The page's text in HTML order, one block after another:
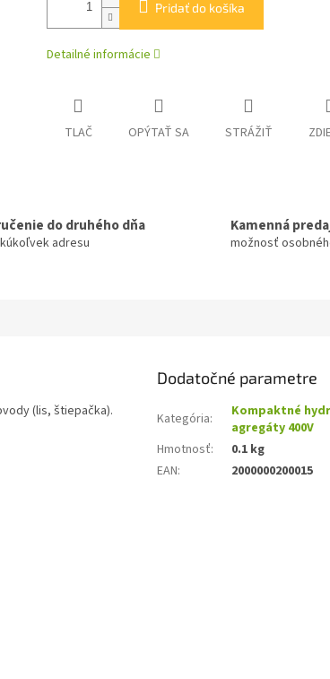
Pridať do košíka
Detailné informácie
TLAČ OPÝTAŤ SA STRÁŽIŤ
do druhého dňa
adresu
Kamenná
možnosť
(lis, štiepačka).
Dodatočné parametre
Kategória:
Kompaktné
agregáty 400V
Hmotnosť:
0.1 kg
EAN: 2000000200015